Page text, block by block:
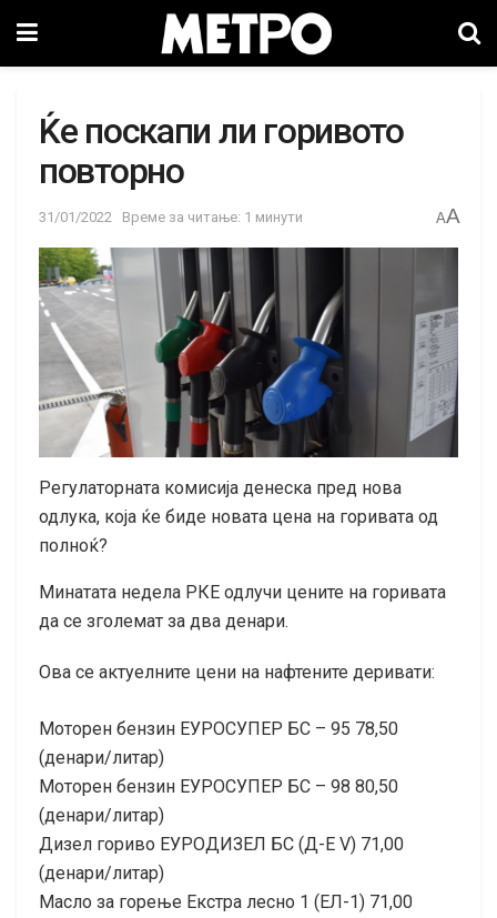
Ќе поскапи ли горивото
повторно
31/01/2022 Време за читање: 1 минути AA
Регулаторната комисија денеска пред нова
одлука, која ќе биде новата цена на горивата од
полноќ?
Минатата недела РКЕ одлучи цените на горивата
да се зголемат за два денари.
Ова се актуелните цени на нафтените деривати:
Моторен бензин ЕУРОСУПЕР БС – 95 78,50
(денари/литар)
Моторен бензин ЕУРОСУПЕР БС – 98 80,50
(денари/литар)
Дизел гориво ЕУРОДИЗЕЛ БС (Д-Е V) 71,00
(денари/литар)
Масло за горење Екстра лесно 1 (ЕЛ-1) 71,00